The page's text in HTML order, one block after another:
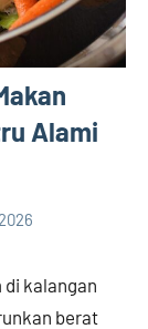
Alami
di kalangan
berat